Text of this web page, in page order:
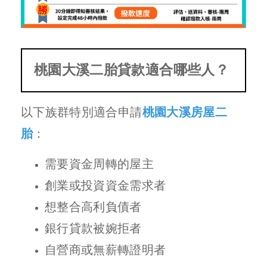
桃園大溪二胎貸款適合哪些人？
以下族群特別適合申請桃園大溪房屋二
胎：
需要資金周轉的屋主
創業或投資資金需求者
想整合高利負債者
銀行貸款被婉拒者
自營商或無薪轉證明者